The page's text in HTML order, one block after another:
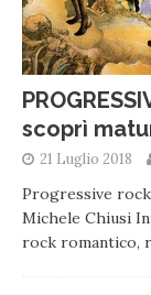
scoprì
21 Luglio 2018
Progressive
Michele Chiusi
rock romantico,